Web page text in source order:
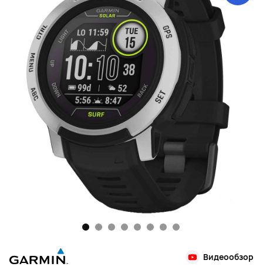
Видеообзор
1 2 3 4 5 6 7 8